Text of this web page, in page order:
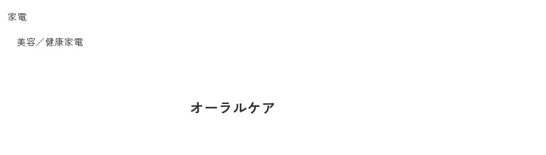
家電
美容／健康家電
オーラルケア